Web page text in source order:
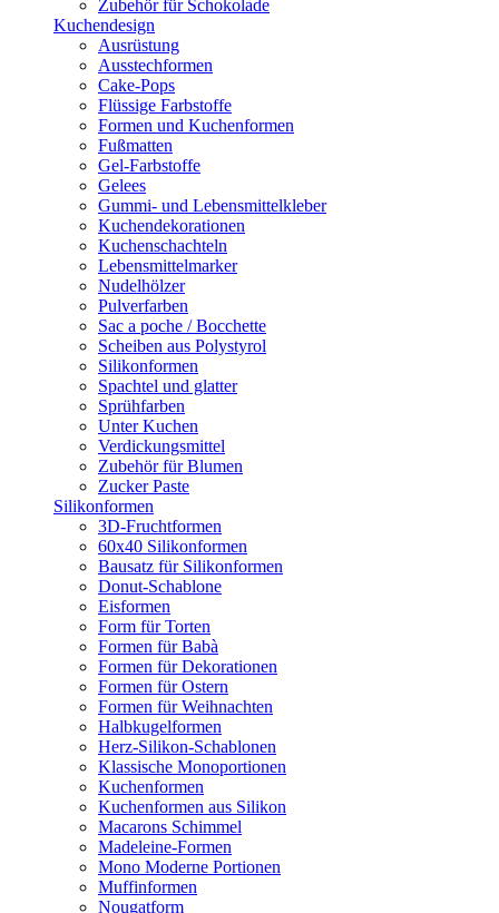
Zubehör für Schokolade
Kuchendesign
Ausrüstung
Ausstechformen
Cake-Pops
Flüssige Farbstoffe
Formen und Kuchenformen
Fußmatten
Gel-Farbstoffe
Gelees
Gummi- und Lebensmittelkleber
Kuchendekorationen
Kuchenschachteln
Lebensmittelmarker
Nudelhölzer
Pulverfarben
Sac a poche / Bocchette
Scheiben aus Polystyrol
Silikonformen
Spachtel und glatter
Sprühfarben
Unter Kuchen
Verdickungsmittel
Zubehör für Blumen
Zucker Paste
Silikonformen
3D-Fruchtformen
60x40 Silikonformen
Bausatz für Silikonformen
Donut-Schablone
Eisformen
Form für Torten
Formen für Babà
Formen für Dekorationen
Formen für Ostern
Formen für Weihnachten
Halbkugelformen
Herz-Silikon-Schablonen
Klassische Monoportionen
Kuchenformen
Kuchenformen aus Silikon
Macarons Schimmel
Madeleine-Formen
Mono Moderne Portionen
Muffinformen
Nougatform